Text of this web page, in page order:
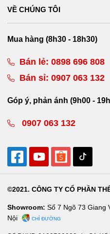
VỀ CHÚNG TÔI
Mua hàng (8h30 - 18h30)
Bán lẻ: 0898 696 808
Bán sỉ: 0907 063 132
Góp ý, phản ánh (9h00 -
0907 063 132
©2021. CÔNG TY CỔ PHẦN
Showroom: Số 7 Ngõ 73 Giang
Nội
CHỈ ĐƯỜNG